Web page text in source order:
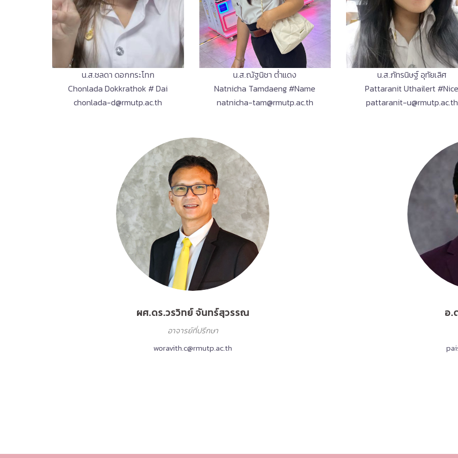
น.ส.ชลดา ดอกกระโทก
Chonlada Dokkrathok # Dai
chonlada-d@rmutp.ac.th
น.ส.ณัฐนิชา ต่ำแดง
Natnicha Tamdaeng #Name
natnicha-tam@rmutp.ac.th
น.ส.ภัทรนิษฐ์ อุทัยเลิศ
Pattaranit Uthailert
pattaranit-u@rmutp.ac.th
ผศ.ดร.วรวิทย์ จันทร์สุวรรณ
อาจารย์ที่ปรึกษา
woravith.c@rmutp.ac.th
อ.